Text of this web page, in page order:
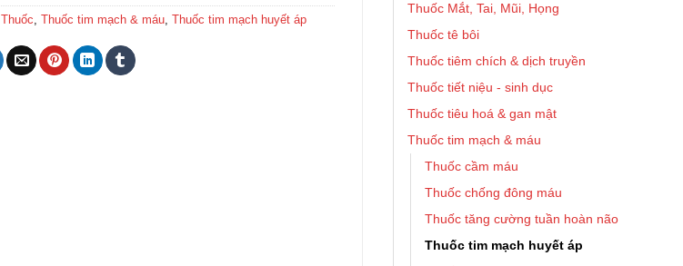
Thuốc Mắt, Tai, Mũi, Họng
Thuốc tê bôi
Thuốc tiêm chích & dịch truyền
Thuốc tiết niệu - sinh dục
Thuốc tiêu hoá & gan mật
Thuốc tim mạch & máu
Thuốc cầm máu
Thuốc chống đông máu
Thuốc tăng cường tuần hoàn não
Thuốc tim mạch huyết áp
Thuốc, Thuốc tim mạch & máu, Thuốc tim mạch huyết áp